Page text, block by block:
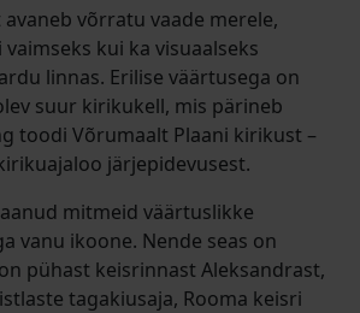
võrratu vaade merele,
kui ka visuaalseks
linnas. Erilise väärtusega on
suur kirikukell, mis pärineb
toodi Võrumaalt Plaani kirikust –
järjepidevusest.
mitmeid väärtuslikke
vanu ikoone. Nende seas on
pühast keisrinnast Aleksandrast,
tagakiusaja, Rooma keisri